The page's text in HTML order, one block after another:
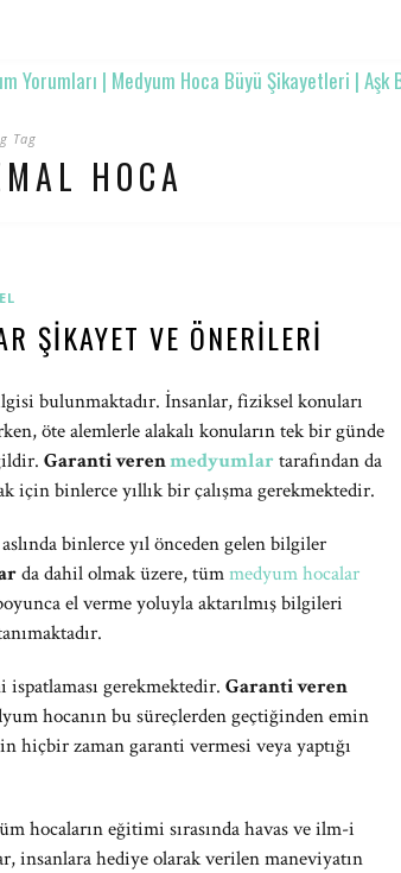
Tag
HOCA
ŞIKAYET VE ÖNERILERI
bulunmaktadır. İnsanlar, fiziksel konuları
öte alemlerle alakalı konuların tek bir günde
Garanti verenmedyumlartarafından da
için binlerce yıllık bir çalışma gerekmektedir.
aslında binlerce yıl önceden gelen bilgiler
da dahil olmak üzere, tümmedyum hocalar
el verme yoluyla aktarılmış bilgileri
gerekmektedir. Garanti veren
hocanın bu süreçlerden geçtiğinden emin
zaman garanti vermesi veya yaptığı
hocaların eğitimi sırasında havas ve ilm-i
insanlara hediye olarak verilen maneviyatın